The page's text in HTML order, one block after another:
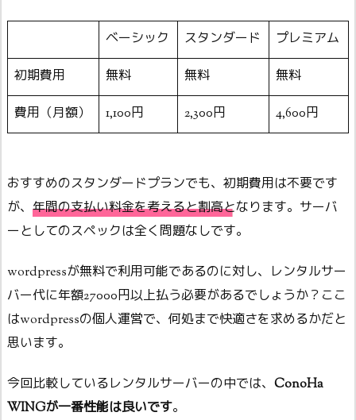
ベーシック スタンダード プレミアム
初期費用 無料 無料 無料
費用（月額） 1,100円 2,300円 4,600円
おすすめのスタンダードプランでも、初期費用は不要です
が、 年間の支払い料金を考えると割高となります。サーバ
ーとしてのスペックは全く問題なしです。
wordpressが無料で利用可能であるのに対し、レンタルサー
バー代に年額27000円以上払う必要があるでしょうか？ここ
はwordpressの個人運営で、何処まで快適さを求めるかだと
思います。
今回比較しているレンタルサーバーの中では、 ConoHa
WINGが一番性能は良いです。